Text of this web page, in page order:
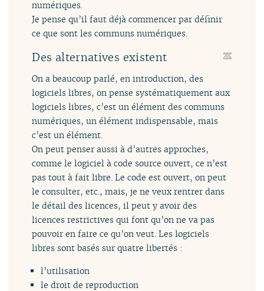
numériques.
Je pense qu’il faut déjà commencer par définir
ce que sont les communs numériques.
Des alternatives existent
On a beaucoup parlé, en introduction, des
logiciels libres, on pense systématiquement aux
logiciels libres, c’est un élément des communs
numériques, un élément indispensable, mais
c’est un élément.
On peut penser aussi à d’autres approches,
comme le logiciel à code source ouvert, ce n’est
pas tout à fait libre. Le code est ouvert, on peut
le consulter, etc., mais, je ne veux rentrer dans
le détail des licences, il peut y avoir des
licences restrictives qui font qu’on ne va pas
pouvoir en faire ce qu’on veut. Les logiciels
libres sont basés sur quatre libertés :
l’utilisation
le droit de reproduction